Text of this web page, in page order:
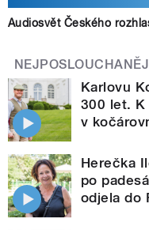
Audiosvět Českého
Karlovu
300 let. K
v
Herečka
po
odjela do